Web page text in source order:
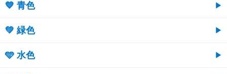
💙 青色
💚 緑色
🩵 水色